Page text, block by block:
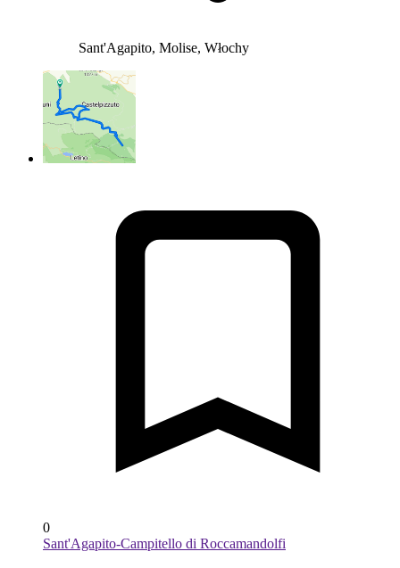
Sant'Agapito, Molise, Włochy
0
Sant'Agapito-Campitello di Roccamandolfi